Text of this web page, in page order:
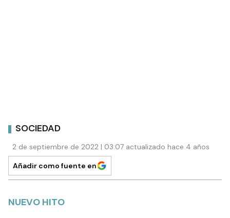
SOCIEDAD
2 de septiembre de 2022 | 03:07 actualizado hace 4 años
Añadir como fuente en
NUEVO HITO